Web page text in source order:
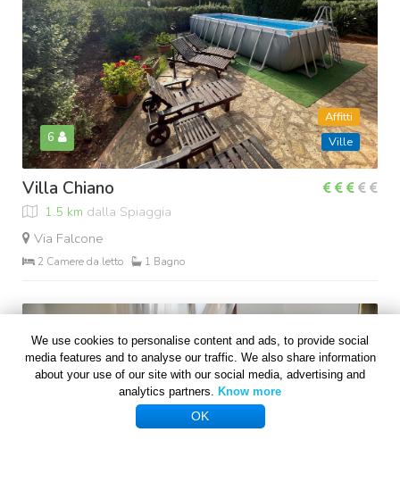
6
Affitti
Ville
Villa Chiano
1.5 km dalla Spiaggia
Via Falcone
2 Camere da letto 1 Bagno
We use cookies to personalise content and ads, to provide social
media features and to analyse our traffic. We also share information
about your use of our site with our social media, advertising and
analytics partners. Know more
OK